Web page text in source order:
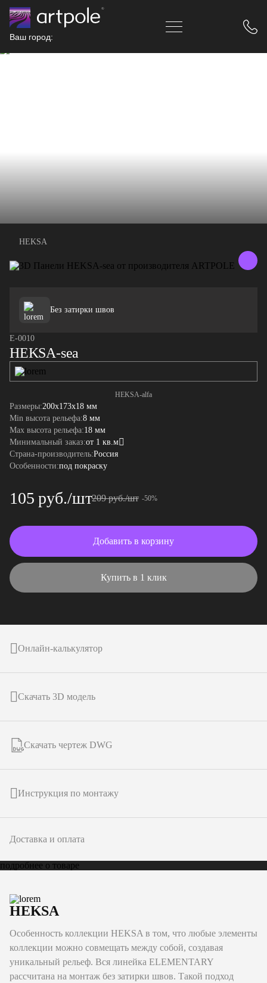
Ваш город:
HEKSA
Без затирки швов
E-0010
HEKSA-sea
HEKSA-alfa
Размеры:200x173x18 мм
Min высота рельефа:8 мм
Max высота рельефа:18 мм
Минимальный заказ:от 1 кв.м
Страна-производитель:Россия
Особенности:под покраску
105 руб./шт209 руб./шт -50%
Добавить в корзину
Купить в 1 клик
Онлайн-калькулятор
Скачать 3D модель
Скачать чертеж DWG
Инструкция по монтажу
Доставка и оплата
подробнее о товаре
HEKSA
Особенность коллекции HEKSA в том, что любые элементы
коллекции можно совмещать между собой, cоздавая
уникальный рельеф. Вся линейка ELEMENTARY
рассчитана на монтаж без затирки швов. Такой подход